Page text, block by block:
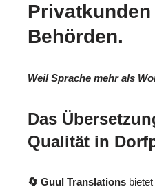
Privatkunden
Behörden.
Weil Sprache mehr als
Das
Qualität in
🔄 Guul Translations